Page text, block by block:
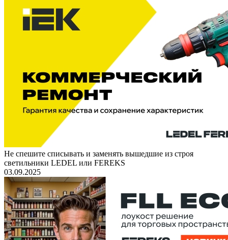
Не спешите списывать и заменять вышедшие из строя
светильники LEDEL или FEREKS
03.09.2025